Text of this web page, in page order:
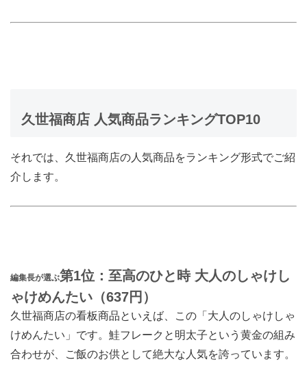
久世福商店 人気商品ランキングTOP10
それでは、久世福商店の人気商品をランキング形式でご紹
介します。
編集長が選ぶ第1位：至高のひと時 大人のしゃけし
ゃけめんたい（637円）
久世福商店の看板商品といえば、この「大人のしゃけしゃ
けめんたい」です。鮭フレークと明太子という黄金の組み
合わせが、ご飯のお供として絶大な人気を誇っています。